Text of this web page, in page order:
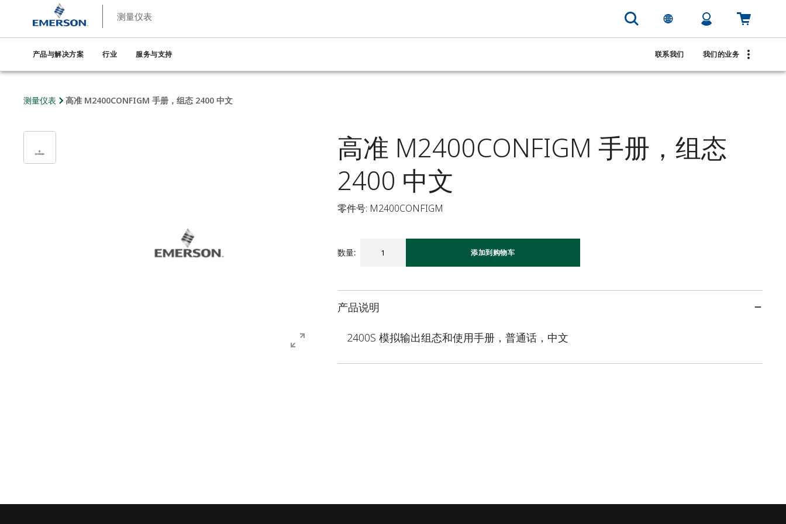
测量仪表
产品与解决方案 行业 服务与支持 联系我们 我们的业务
测量仪表 高准 M2400CONFIGM 手册，组态 2400 中文
高准 M2400CONFIGM 手册，组态
2400 中文
零件号: M2400CONFIGM
数量: 添加到购物车
产品说明
2400S 模拟输出组态和使用手册，普通话，中文